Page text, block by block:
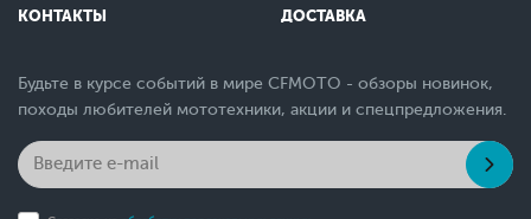
КОНТАКТЫ ДОСТАВКА
Будьте в курсе событий в мире CFMOTO - обзоры новинок,
походы любителей мототехники, акции и спецпредложения.